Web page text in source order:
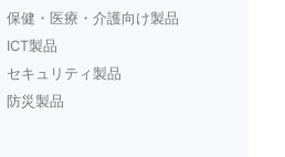
保健・医療・介護向け製品
ICT製品
セキュリティ製品
防災製品